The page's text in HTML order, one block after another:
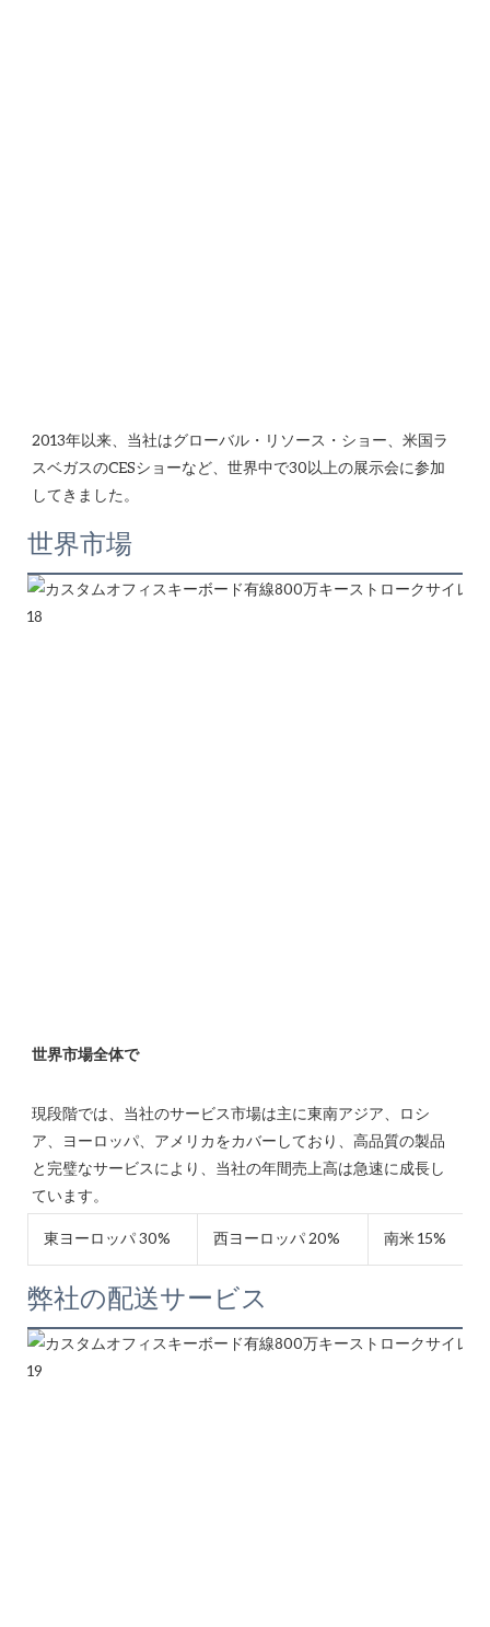
2013年以来、当社はグローバル・リソース・ショー、米国ラ
スベガスのCESショーなど、世界中で30以上の展示会に参加
世界市場
現段階では、当社のサービス市場は主に東南アジア、ロシ
ア、ヨーロッパ、アメリカをカバーしており、高品質の製品
と完璧なサービスにより、当社の年間売上高は急速に成長し
東ヨーロッパ 30% 西ヨーロッパ 20% 南米 15%
弊社の配送サービス